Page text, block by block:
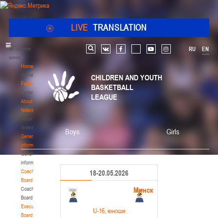
LIVE TRANSLATION
Главное
меню
Home
Home
Federation
Federation
About
federation
About
federation
General
information
General
information
Coaching
Board
Coaching
Board
Executive
Board
RU EN
Search vk facebook youtube instagram
CHILDREN AND YOUTH
BASKETBALL
LEAGUE
Boys Girls
18-20.05.2026
Минск
U-16 , юноши